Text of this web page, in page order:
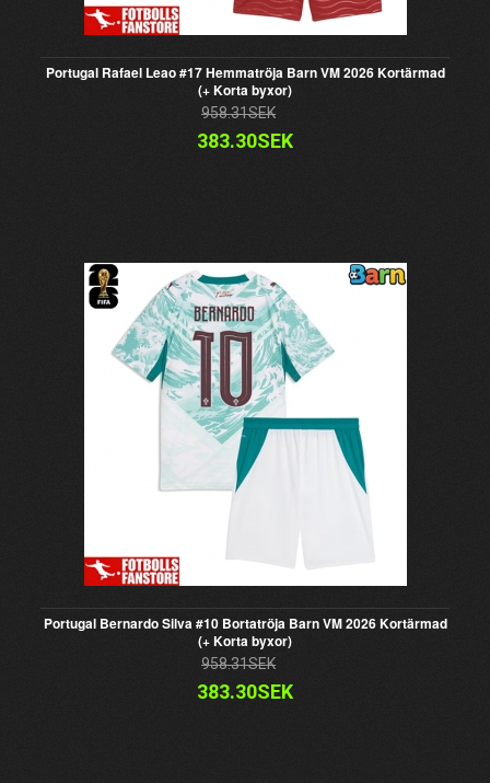
Portugal Rafael Leao #17 Hemmatröja Barn VM 2026 Kortärmad
(+ Korta byxor)
958.31SEK
383.30SEK
Portugal Bernardo Silva #10 Bortatröja Barn VM 2026 Kortärmad
(+ Korta byxor)
958.31SEK
383.30SEK